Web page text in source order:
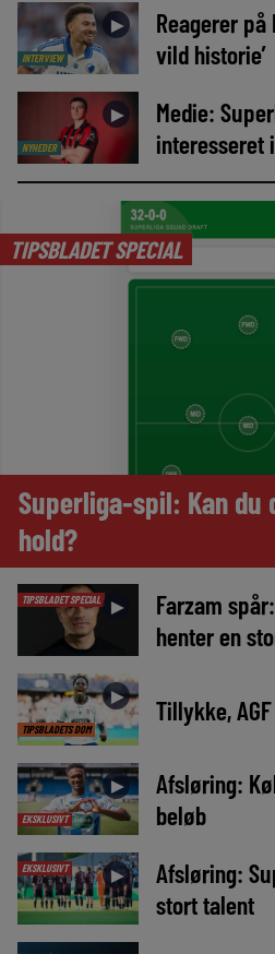
INTERVIEW
►
Reagerer på
vild historie’
NYHEDER
►
Medie:
interesseret
TIPSBLADET SPECIAL
Superliga-spil: Kan
hold?
TIPSBLADET SPECIAL ►
Farzam
henter en
TIPSBLADETS DOM
► Tillykke,
EKSKLUSIVT
►
Afsløring:
beløb
EKSKLUSIVT ►
Afsløring:
stort talent